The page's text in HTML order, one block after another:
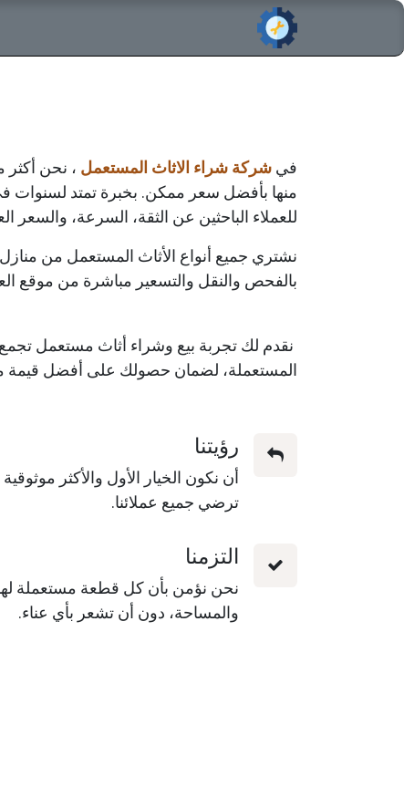
تخطي للذهاب إلى المحتوى
في شركة شراء الاثاث المستعمل ، نحن
منها بأفضل سعر ممكن. بخبرة تمتد لسنوات في
للعملاء الباحثين عن الثقة، السرعة، والسعر
نشتري جميع أنواع الأثاث المستعمل من
بالفحص والنقل والتسعير مباشرة من
نقدم لك تجربة بيع وشراء أثاث مستعمل
المستعملة، لضمان حصولك على أفضل قيمة
رؤيتنا
أن نكون الخيار الأول والأكثر
ترضي جميع عملائنا.
التزمنا
نحن نؤمن بأن كل قطعة مستعملة لها
والمساحة، دون أن تشعر بأي عناء.